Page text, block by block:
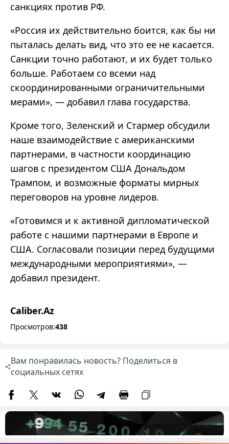
санкциях против РФ.
«Россия их действительно боится, как бы ни
пыталась делать вид, что это ее не касается.
Санкции точно работают, и их будет только
больше. Работаем со всеми над
скоординированными ограничительными
мерами», — добавил глава государства.
Кроме того, Зеленский и Стармер обсудили
наше взаимодействие с американскими
партнерами, в частности координацию
шагов с президентом США Дональдом
Трампом, и возможные форматы мирных
переговоров на уровне лидеров.
«Готовимся и к активной дипломатической
работе с нашими партнерами в Европе и
США. Согласовали позиции перед будущими
международными мероприятиями», —
добавил президент.
Caliber.Az
Просмотров:438
Вам понравилась новость? Поделиться в
социальных сетях